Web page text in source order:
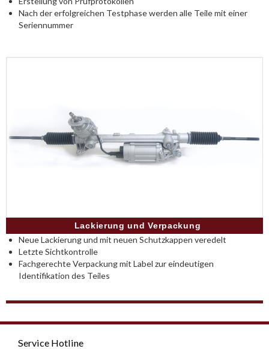
Nach der erfolgreichen Testphase werden alle Teile mit einer
Seriennummer
Lackierung und Verpackung
Neue Lackierung und mit neuen Schutzkappen veredelt
Letzte Sichtkontrolle
Fachgerechte Verpackung mit Label zur eindeutigen
Identifikation des Teiles
Service Hotline